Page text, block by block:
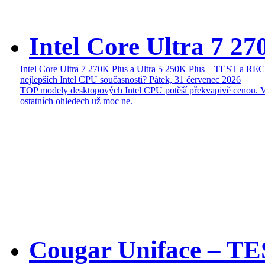
Intel Core Ultra 7
Intel Core Ultra 7 270K Plus a Ultra 5 250K Plus – TEST a
nejlepších Intel CPU současnosti? Pátek, 31 červenec 2026
TOP modely desktopových Intel CPU potěší překvapivě cenou.
ostatních ohledech už moc ne.
Cougar Uniface –